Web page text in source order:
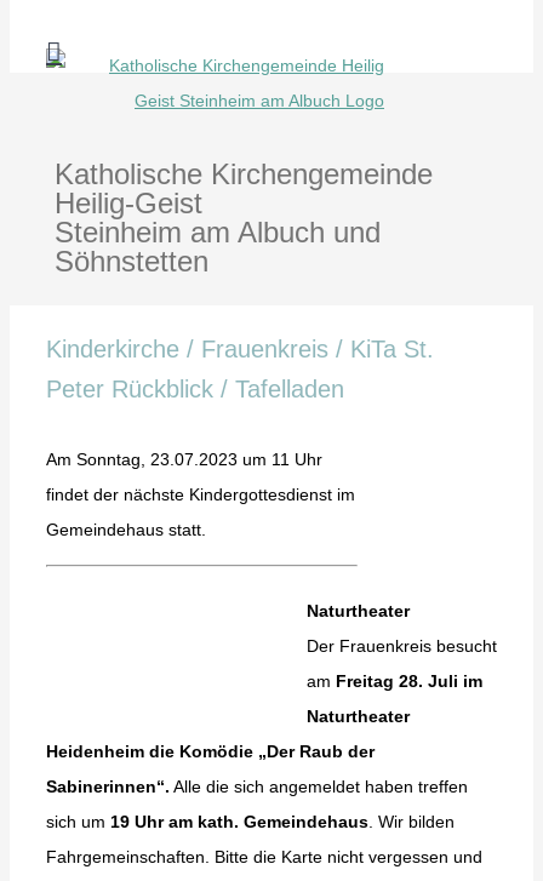
Inhalt
Katholische Kirchengemeinde
Heilig-Geist
Steinheim am Albuch und
Söhnstetten
Kinderkirche / Frauenkreis / KiTa St.
Peter Rückblick / Tafelladen
Am Sonntag, 23.07.2023 um 11 Uhr
findet der nächste Kindergottesdienst im
Gemeindehaus statt.
Naturtheater
Der Frauenkreis besucht
am Freitag 28. Juli im
Naturtheater
Heidenheim die Komödie „Der Raub der
Sabinerinnen“. Alle die sich angemeldet haben treffen
sich um 19 Uhr am kath. Gemeindehaus. Wir bilden
Fahrgemeinschaften. Bitte die Karte nicht vergessen und